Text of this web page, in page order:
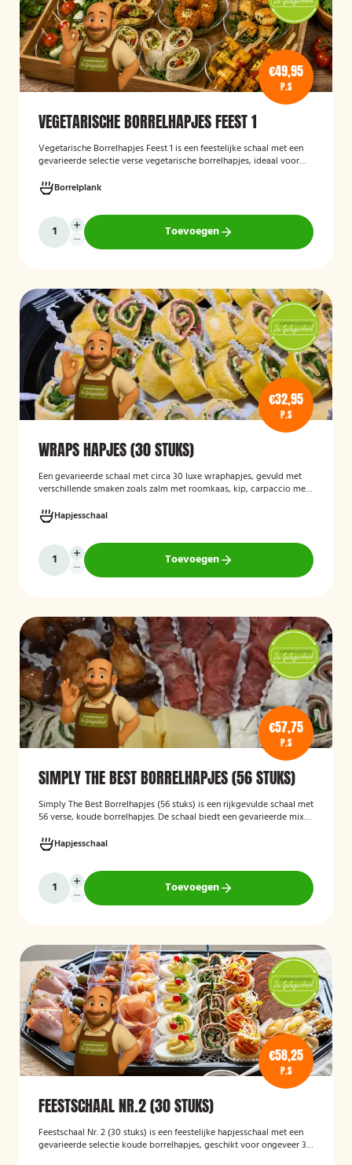
€49,95
P.S
VEGETARISCHE BORRELHAPJES FEEST 1
Vegetarische Borrelhapjes Feest 1 is een feestelijke schaal met een
gevarieerde selectie verse vegetarische borrelhapjes, ideaal voor
vers bereid en verzorgd gepresenteerd, zodat gasten kunnen
genieten van een smaakvolle en volledig vegetarische
borrelervaring.
Borrelplank
Toevoegen
€32,95
P.S
WRAPS HAPJES (30 STUKS)
Een gevarieerde schaal met circa 30 luxe wraphapjes, gevuld met
verschillende smaken zoals zalm met roomkaas, kip, carpaccio met
Ideaal als borrelhapje voor feestjes, recepties of zakelijke
bijeenkomsten. De wraps zijn vers bereid en aantrekkelijk
gepresenteerd op een serveerschaal.
Hapjesschaal
Toevoegen
€57,75
P.S
SIMPLY THE BEST BORRELHAPJES (56 STUKS)
Simply The Best Borrelhapjes (56 stuks) is een rijkgevulde schaal met
56 verse, koude borrelhapjes. De schaal biedt een gevarieerde mix
recepties en andere bijeenkomsten. De hapjes worden kant-en-klaar
geleverd, zodat u zonder voorbereiding uw gasten kunt trakteren op
een smakelijke en verzorgde borrelplank.
Hapjesschaal
Toevoegen
€58,25
P.S
FEESTSCHAAL NR.2 (30 STUKS)
Feestschaal Nr. 2 (30 stuks) is een feestelijke hapjesschaal met een
gevarieerde selectie koude borrelhapjes, geschikt voor ongeveer 30